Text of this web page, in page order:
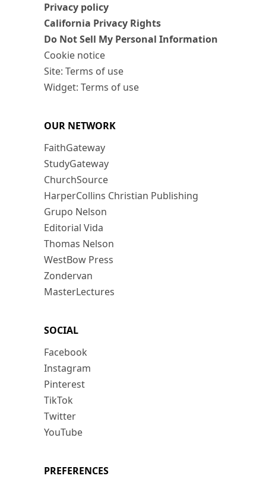
Privacy policy
California Privacy Rights
Do Not Sell My Personal Information
Cookie notice
Site: Terms of use
Widget: Terms of use
OUR NETWORK
FaithGateway
StudyGateway
ChurchSource
HarperCollins Christian Publishing
Grupo Nelson
Editorial Vida
Thomas Nelson
WestBow Press
Zondervan
MasterLectures
SOCIAL
Facebook
Instagram
Pinterest
TikTok
Twitter
YouTube
PREFERENCES